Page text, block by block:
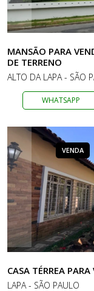
MANSÃO PARA
DE TERRENO
ALTO DA LAPA - SÃO
WHATSAPP
VENDA
CASA TÉRREA
LAPA - SÃO PAULO